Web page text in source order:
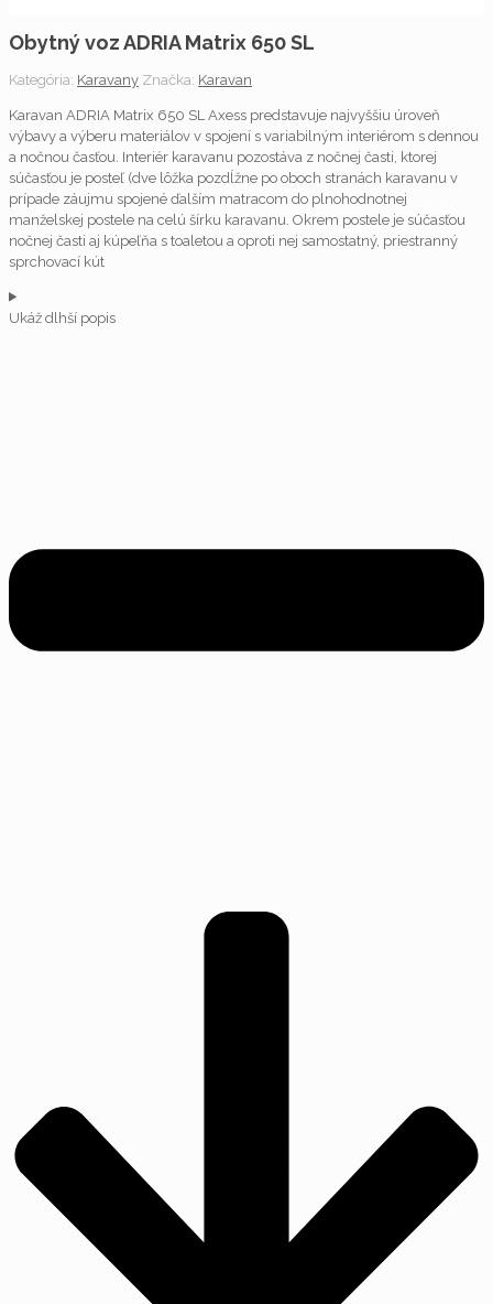
Obytný voz ADRIA Matrix 650 SL
Kategória: Karavany Značka: Karavan
Karavan ADRIA Matrix 650 SL Axess predstavuje najvyššiu úroveň
výbavy a výberu materiálov v spojení s variabilným interiérom s dennou
a nočnou časťou. Interiér karavanu pozostáva z nočnej časti, ktorej
súčasťou je posteľ (dve lôžka pozdĺžne po oboch stranách karavanu v
prípade záujmu spojené ďalším matracom do plnohodnotnej
manželskej postele na celú šírku karavanu. Okrem postele je súčasťou
nočnej časti aj kúpeľňa s toaletou a oproti nej samostatný, priestranný
sprchovací kút
Ukáž dlhší popis